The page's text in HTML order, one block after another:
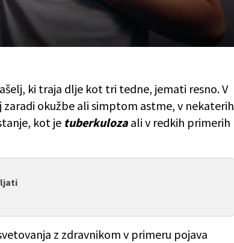
ki traja dlje kot tri tedne, jemati resno. V
okužbe ali simptom astme, v nekaterih
kot je tuberkuloza ali v redkih primerih
z zdravnikom v primeru pojava